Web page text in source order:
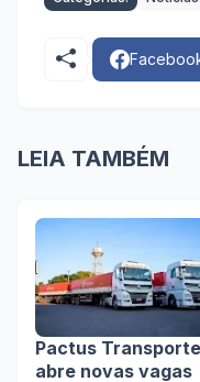
LEIA TAMBÉM
Pactus
abre novas vagas